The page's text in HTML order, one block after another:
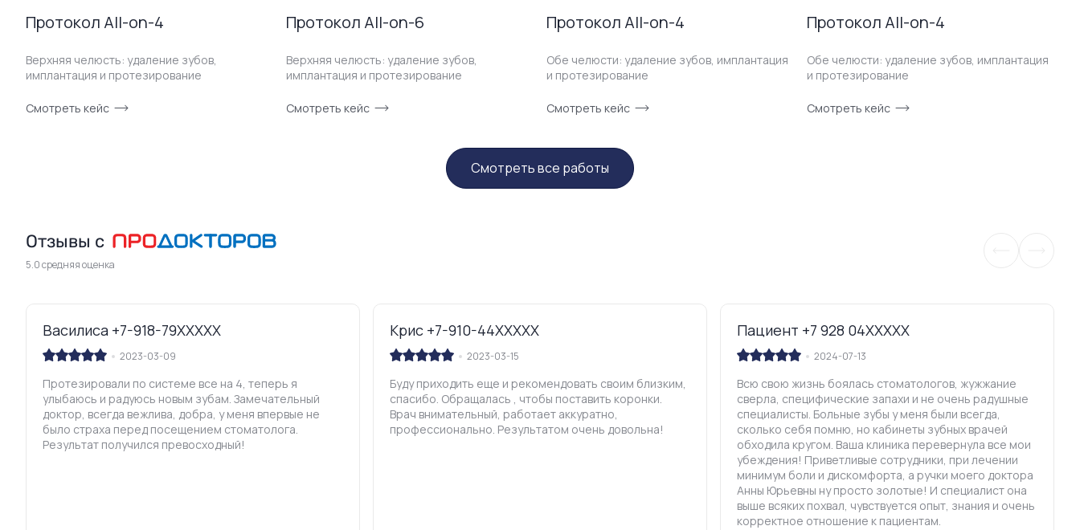
Протокол All-on-4
Верхняя челюсть: удаление зубов,
имплантация и протезирование
Смотреть кейс
Протокол All-on-6
Верхняя челюсть: удаление зубов,
имплантация и протезирование
Смотреть кейс
Протокол All-on-4
Обе челюсти: удаление зубов, имплантация
и протезирование
Смотреть кейс
Протокол All-on-4
Обе челюсти: удаление зубов, имплантация
и протезирование
Смотреть кейс
Смотреть все работы
Отзывы с
5.0 средняя оценка
Василиса +7-918-79XXXXX
2023-03-09
Протезировали по системе все на 4, теперь я
улыбаюсь и радуюсь новым зубам. Замечательный
доктор, всегда вежлива, добра, у меня впервые не
было страха перед посещением стоматолога.
Результат получился превосходный!
Крис +7-910-44XXXXX
2023-03-15
Буду приходить еще и рекомендовать своим близким,
спасибо. Обращалась , чтобы поставить коронки.
Врач внимательный, работает аккуратно,
профессионально. Результатом очень довольна!
Пациент +7 928 04XXXXX
2024-07-13
Всю свою жизнь боялась стоматологов, жужжание
сверла, специфические запахи и не очень радушные
специалисты. Больные зубы у меня были всегда,
сколько себя помню, но кабинеты зубных врачей
обходила кругом. Ваша клиника перевернула все мои
убеждения! Приветливые сотрудники, при лечении
минимум боли и дискомфорта, а ручки моего доктора
Анны Юрьевны ну просто золотые! И специалист она
выше всяких похвал, чувствуется опыт, знания и очень
корректное отношение к пациентам.